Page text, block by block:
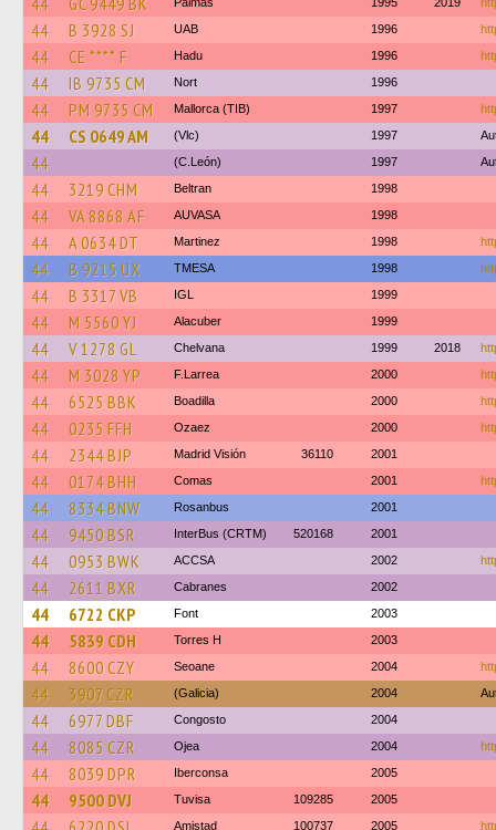
44 B 3928 SJ UAB 1996
44 CE **** F Hadu 1996
44 IB 9735 CM Nort 1996
44 PM 9735 CM Mallorca (TIB) 1997
44 CS 0649 AM (Vlc) 1997
44 (C.León) 1997
44 3219 CHM Beltran 1998
44 VA 8868 AF AUVASA 1998
44 A 0634 DT Martinez 1998
44 B 9215 UX TMESA 1998
44 B 3317 VB IGL 1999
44 M 5560 YJ Alacuber 1999
44 V 1278 GL Chelvana 1999 2018
44 M 3028 YP F.Larrea 2000
44 6525 BBK Boadilla 2000
44 0235 FFH Ozaez 2000
44 2344 BJP Madrid Visión 36110 2001
44 0174 BHH Comas 2001
44 8334 BNW Rosanbus 2001
44 9450 BSR InterBus (CRTM) 520168 2001
44 0953 BWK ACCSA 2002
44 2611 BXR Cabranes 2002
44 6722 CKP Font 2003
44 5839 CDH Torres H 2003
44 8600 CZY Seoane 2004
44 3907 CZR (Galicia) 2004
44 6977 DBF Congosto 2004
44 8085 CZR Ojea 2004
44 8039 DPR Iberconsa 2005
44 9500 DVJ Tuvisa 109285 2005
Amistad 100737 2005